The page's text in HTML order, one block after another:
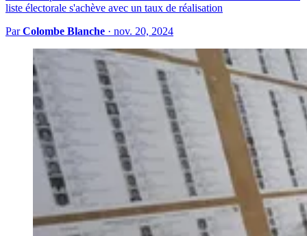
liste électorale s'achève avec un taux de réalisation
ParColombe Blanche · nov. 20, 2024